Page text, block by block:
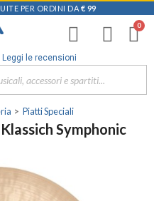
PER ORDINI DA € 99
Leggi le recensioni
Piatti Speciali
Symphonic